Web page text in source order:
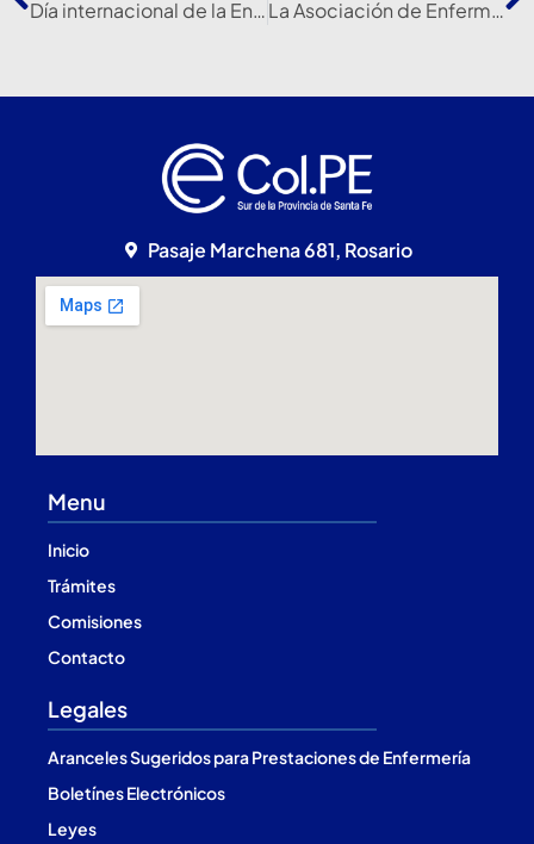
Día internacional de la Enfermera/o en la Secretaria de Salud Pública. La Asociación de Enfermería fue declarada institución distinguida
Pasaje Marchena 681, Rosario
Menu
Inicio
Trámites
Comisiones
Contacto
Legales
Aranceles Sugeridos para Prestaciones de Enfermería
Boletínes Electrónicos
Leyes